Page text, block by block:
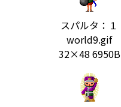
スパルタ：１
world9.gif
32×48 6950B